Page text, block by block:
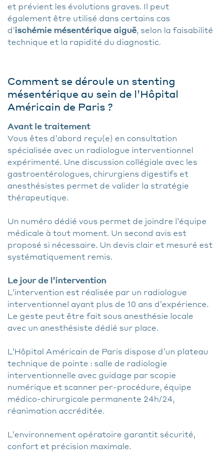
et prévient les évolutions graves. Il peut
également être utilisé dans certains cas
d’ischémie mésentérique aiguë, selon la faisabilité
technique et la rapidité du diagnostic.
Comment se déroule un stenting
mésentérique au sein de l’Hôpital
Américain de Paris ?
Avant le traitement
Vous êtes d’abord reçu(e) en consultation
spécialisée avec un radiologue interventionnel
expérimenté. Une discussion collégiale avec les
gastroentérologues, chirurgiens digestifs et
anesthésistes permet de valider la stratégie
thérapeutique.
Un numéro dédié vous permet de joindre l’équipe
médicale à tout moment. Un second avis est
proposé si nécessaire. Un devis clair et mesuré est
systématiquement remis.
Le jour de l’intervention
L’intervention est réalisée par un radiologue
interventionnel ayant plus de 10 ans d’expérience.
Le geste peut être fait sous anesthésie locale
avec un anesthésiste dédié sur place.
L’Hôpital Américain de Paris dispose d’un plateau
technique de pointe : salle de radiologie
interventionnelle avec guidage par scopie
numérique et scanner per-procédure, équipe
médico-chirurgicale permanente 24h/24,
réanimation accréditée.
L’environnement opératoire garantit sécurité,
confort et précision maximale.